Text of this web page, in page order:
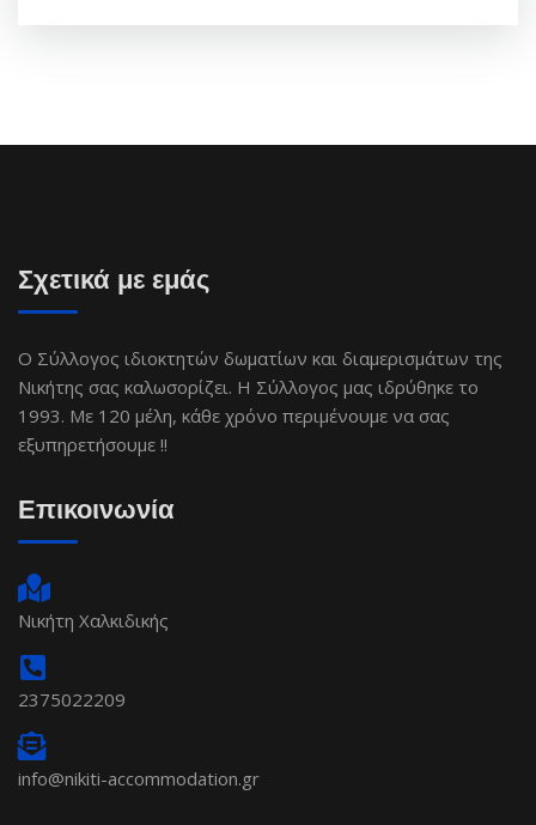
Σχετικά με εμάς
Ο Σύλλογος ιδιοκτητών δωματίων και διαμερισμάτων της
Νικήτης σας καλωσορίζει. Η Σύλλογος μας ιδρύθηκε το
1993. Με 120 μέλη, κάθε χρόνο περιμένουμε να σας
εξυπηρετήσουμε !!
Επικοινωνία
Νικήτη Χαλκιδικής
2375022209
info@nikiti-accommodation.gr